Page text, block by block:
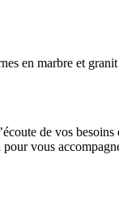
en marbre et
de vos
vous